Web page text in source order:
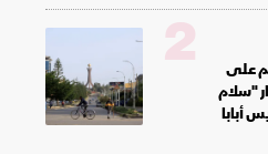
على
"سلام
أبابا
2